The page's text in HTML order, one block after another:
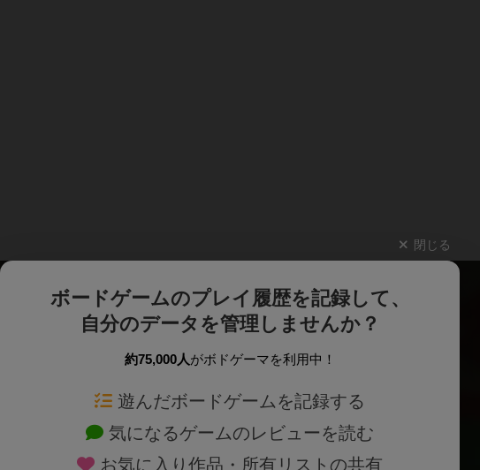
閉じる
ボードゲームのプレイ履歴を記録して、
自分のデータを管理しませんか？
約75,000人がボドゲーマを利用中！
遊んだボードゲームを記録する
気になるゲームのレビューを読む
お気に入り作品・所有リストの共有
ボードゲームを検索する 新作・再入荷情報